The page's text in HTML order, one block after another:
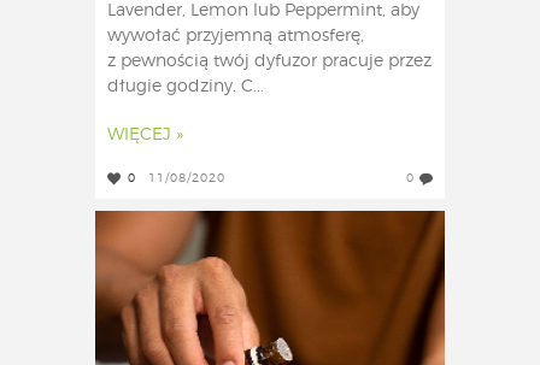
Lavender, Lemon lub Peppermint, aby
wywołać przyjemną atmosferę,
z pewnością twój dyfuzor pracuje przez
długie godziny. C...
WIĘCEJ »
0 11/08/2020 0